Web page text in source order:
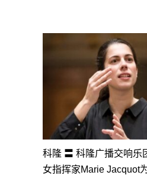
科隆 〓 科隆广播交响乐
女指挥家Marie Jacquot